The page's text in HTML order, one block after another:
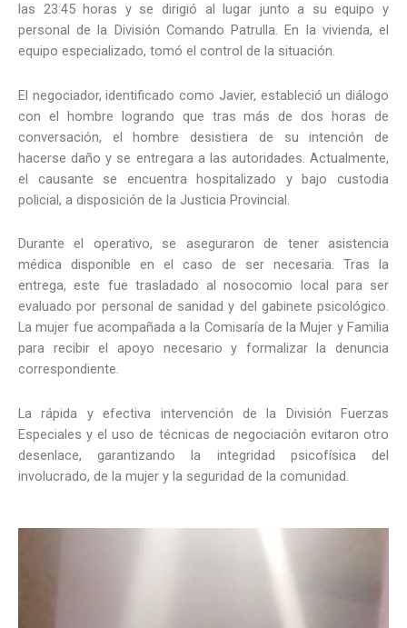
las 23:45 horas y se dirigió al lugar junto a su equipo y
personal de la División Comando Patrulla. En la vivienda, el
equipo especializado, tomó el control de la situación.
El negociador, identificado como Javier, estableció un diálogo
con el hombre logrando que tras más de dos horas de
conversación, el hombre desistiera de su intención de
hacerse daño y se entregara a las autoridades. Actualmente,
el causante se encuentra hospitalizado y bajo custodia
policial, a disposición de la Justicia Provincial.
Durante el operativo, se aseguraron de tener asistencia
médica disponible en el caso de ser necesaria. Tras la
entrega, este fue trasladado al nosocomio local para ser
evaluado por personal de sanidad y del gabinete psicológico.
La mujer fue acompañada a la Comisaría de la Mujer y Familia
para recibir el apoyo necesario y formalizar la denuncia
correspondiente.
La rápida y efectiva intervención de la División Fuerzas
Especiales y el uso de técnicas de negociación evitaron otro
desenlace, garantizando la integridad psicofísica del
involucrado, de la mujer y la seguridad de la comunidad.